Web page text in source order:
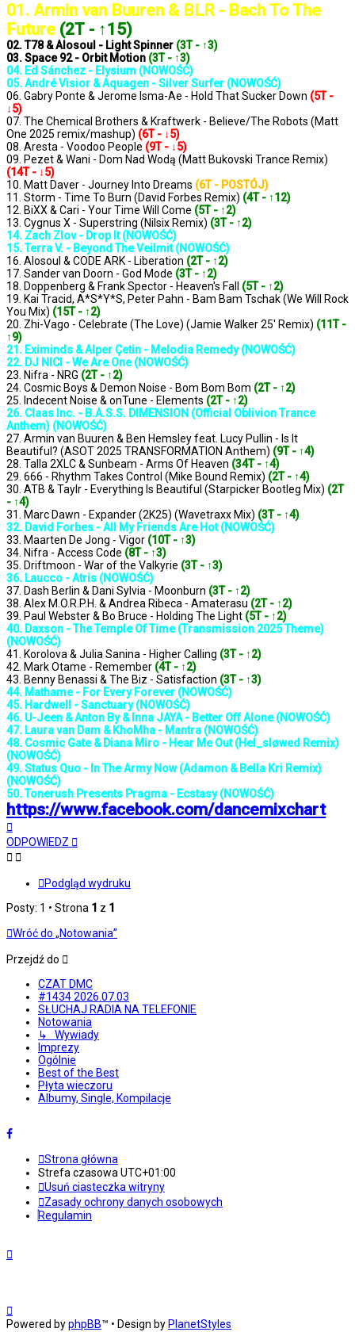
01. Armin van Buuren & BLR - Bach To The
Future (2T - ↑15)
02. T78 & Alosoul - Light Spinner (3T - ↑3)
03. Space 92 - Orbit Motion (3T - ↑3)
04. Ed Sánchez - Elysium (NOWOŚĆ)
05. André Visior & Aquagen - Silver Surfer (NOWOŚĆ)
06. Gabry Ponte & Jerome Isma-Ae - Hold That Sucker Down (5T -
↓5)
07. The Chemical Brothers & Kraftwerk - Believe/The Robots (Matt
One 2025 remix/mashup) (6T - ↓5)
08. Aresta - Voodoo People (9T - ↓5)
09. Pezet & Wani - Dom Nad Wodą (Matt Bukovski Trance Remix)
(14T - ↓5)
10. Matt Daver - Journey Into Dreams (6T - POSTÓJ)
11. Storm - Time To Burn (David Forbes Remix) (4T - ↑12)
12. BiXX & Cari - Your Time Will Come (5T - ↑2)
13. Cygnus X - Superstring (Nilsix Remix) (3T - ↑2)
14. Zach Zlov - Drop It (NOWOŚĆ)
15. Terra V. - Beyond The Veilmit (NOWOŚĆ)
16. Alosoul & CODE ARK - Liberation (2T - ↑2)
17. Sander van Doorn - God Mode (3T - ↑2)
18. Doppenberg & Frank Spector - Heaven's Fall (5T - ↑2)
19. Kai Tracid, A*S*Y*S, Peter Pahn - Bam Bam Tschak (We Will Rock
You Mix) (15T - ↑2)
20. Zhi-Vago - Celebrate (The Love) (Jamie Walker 25' Remix) (11T -
↑9)
21. Eximinds & Alper Çetin - Melodia Remedy (NOWOŚĆ)
22. DJ NICI - We Are One (NOWOŚĆ)
23. Nifra - NRG (2T - ↑2)
24. Cosmic Boys & Demon Noise - Bom Bom Bom (2T - ↑2)
25. Indecent Noise & onTune - Elements (2T - ↑2)
26. Claas Inc. - B.A.S.S. DIMENSION (Official Oblivion Trance
Anthem) (NOWOŚĆ)
27. Armin van Buuren & Ben Hemsley feat. Lucy Pullin - Is It
Beautiful? (ASOT 2025 TRANSFORMATION Anthem) (9T - ↑4)
28. Talla 2XLC & Sunbeam - Arms Of Heaven (34T - ↑4)
29. 666 - Rhythm Takes Control (Mike Bound Remix) (2T - ↑4)
30. ATB & Taylr - Everything Is Beautiful (Starpicker Bootleg Mix) (2T
- ↑4)
31. Marc Dawn - Expander (2K25) (Wavetraxx Mix) (3T - ↑4)
32. David Forbes - All My Friends Are Hot (NOWOŚĆ)
33. Maarten De Jong - Vigor (10T - ↑3)
34. Nifra - Access Code (8T - ↑3)
35. Driftmoon - War of the Valkyrie (3T - ↑3)
36. Laucco - Atris (NOWOŚĆ)
37. Dash Berlin & Dani Sylvia - Moonburn (3T - ↑2)
38. Alex M.O.R.P.H. & Andrea Ribeca - Amaterasu (2T - ↑2)
39. Paul Webster & Bo Bruce - Holding The Light (5T - ↑2)
40. Daxson - The Temple Of Time (Transmission 2025 Theme)
(NOWOŚĆ)
41. Korolova & Julia Sanina - Higher Calling (3T - ↑2)
42. Mark Otame - Remember (4T - ↑2)
43. Benny Benassi & The Biz - Satisfaction (3T - ↑3)
44. Mathame - For Every Forever (NOWOŚĆ)
45. Hardwell - Sanctuary (NOWOŚĆ)
46. U-Jeen & Anton By & Inna JAYA - Better Off Alone (NOWOŚĆ)
47. Laura van Dam & KhoMha - Mantra (NOWOŚĆ)
48. Cosmic Gate & Diana Miro - Hear Me Out (Hel_sløwed Remix)
(NOWOŚĆ)
49. Status Quo - In The Army Now (Adamon & Bella Kri Remix)
(NOWOŚĆ)
50. Tonerush Presents Pragma - Ecstasy (NOWOŚĆ)
https://www.facebook.com/dancemixchart
górę
ODPOWIEDZ
Podgląd wydruku
Posty: 1 • Strona 1 z 1
Wróć do „Notowania”
Przejdź do
CZAT DMC
#1434 2026.07.03
SŁUCHAJ RADIA NA TELEFONIE
Notowania
↳ Wywiady
Imprezy
Ogólnie
Best of the Best
Płyta wieczoru
Albumy, Single, Kompilacje
Strona główna
Strefa czasowaUTC+01:00
Usuń ciasteczka witryny
Zasady ochrony danych osobowych
Regulamin
Powered byphpBB™ • Design by PlanetStyles